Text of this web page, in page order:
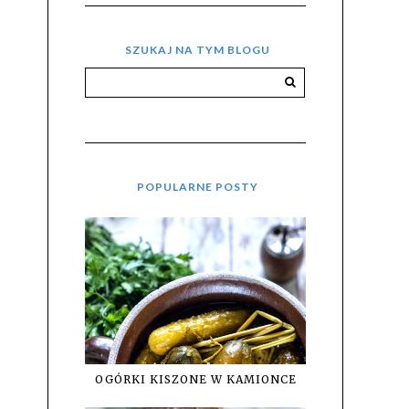
SZUKAJ NA TYM BLOGU
POPULARNE POSTY
OGÓRKI KISZONE W KAMIONCE